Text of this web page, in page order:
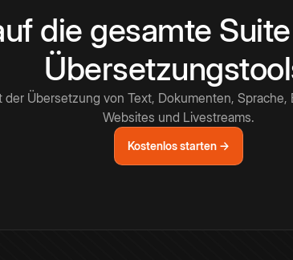
die gesamte
der Übersetzung von Text, Dokumenten, Sprache,
Websites und Livestreams.
Kostenlos starten →